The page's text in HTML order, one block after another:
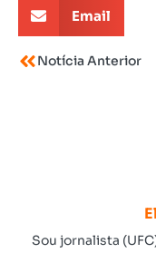
Email
Notícia Anterior
Sou jornalista